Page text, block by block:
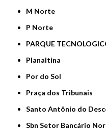
M Norte
P Norte
PARQUE
Planaltina
Por do Sol
Praça dos Tribunais
Santo Antônio do
Sbn Setor Bancário